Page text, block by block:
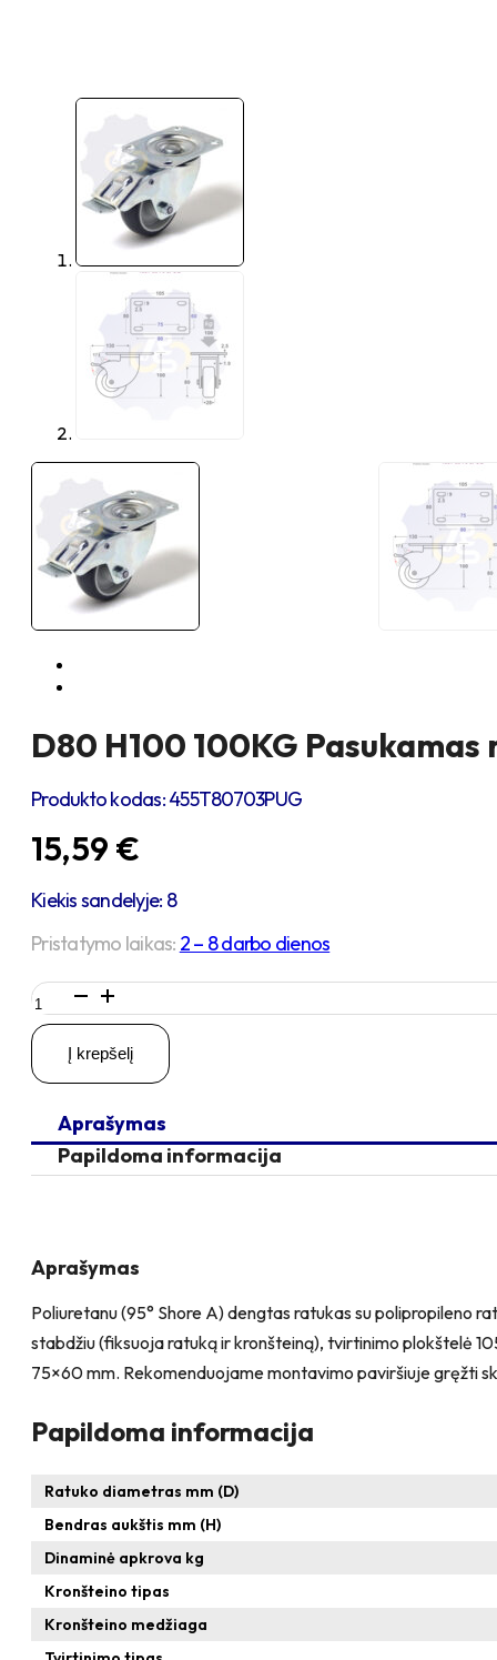
D80 H100 100KG
Produkto kodas:455T80703PUG
15,59 €
Kiekis sandelyje: 8
Pristatymo laikas: 2 – 8 darbo dienos
produkto
kiekis:
D80
H100
100KG
ratukas
su
stabdžiu,
Į krepšelį
Aprašymas
Papildoma informacija
Aprašymas
Poliuretanu (95° Shore A) dengtas ratukas su polipropileno
stabdžiu (fiksuoja ratuką ir kronšteiną), tvirtinimo plokštelė
75×60 mm. Rekomenduojame montavimo paviršiuje gręžti
Papildoma informacija
Ratuko diametras mm (D)
Bendras aukštis mm (H)
Dinaminė apkrova kg
Kronšteino tipas
Kronšteino medžiaga